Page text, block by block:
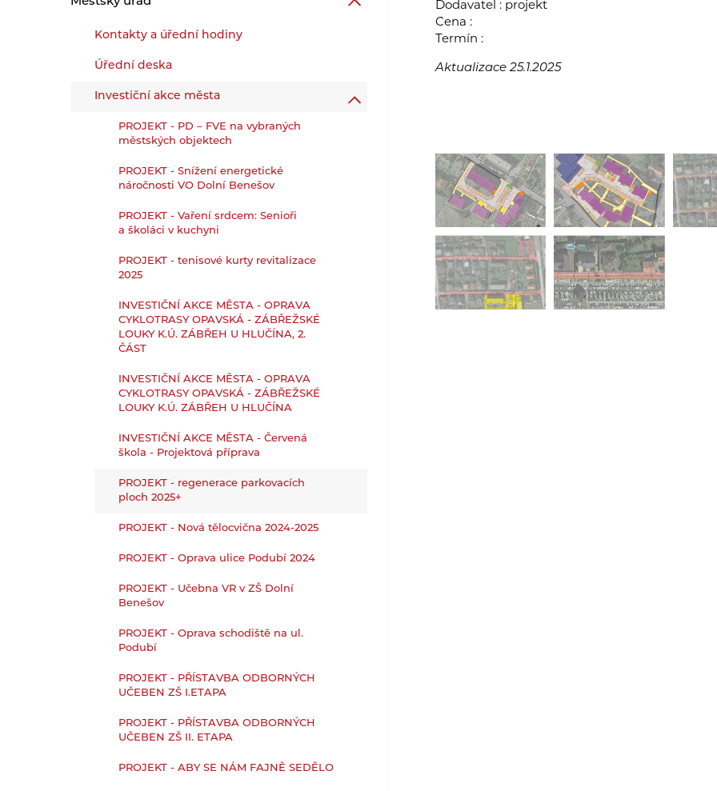
Kontakty a úřední hodiny
Úřední deska
Investiční akce města
PROJEKT - PD – FVE na vybraných
městských objektech
PROJEKT - Snížení energetické
náročnosti VO Dolní Benešov
PROJEKT - Vaření srdcem: Senioři
a školáci v kuchyni
PROJEKT - tenisové kurty revitalizace
2025
INVESTIČNÍ AKCE MĚSTA - OPRAVA
CYKLOTRASY OPAVSKÁ - ZÁBŘEŽSKÉ
LOUKY K.Ú. ZÁBŘEH U HLUČÍNA, 2.
ČÁST
INVESTIČNÍ AKCE MĚSTA - OPRAVA
CYKLOTRASY OPAVSKÁ - ZÁBŘEŽSKÉ
LOUKY K.Ú. ZÁBŘEH U HLUČÍNA
INVESTIČNÍ AKCE MĚSTA - Červená
škola - Projektová příprava
PROJEKT - regenerace parkovacích
ploch 2025+
PROJEKT - Nová tělocvična 2024-2025
PROJEKT - Oprava ulice Podubí 2024
PROJEKT - Učebna VR v ZŠ Dolní
Benešov
PROJEKT - Oprava schodiště na ul.
Podubí
PROJEKT - PŘÍSTAVBA ODBORNÝCH
UČEBEN ZŠ I.ETAPA
PROJEKT - PŘÍSTAVBA ODBORNÝCH
UČEBEN ZŠ II. ETAPA
PROJEKT - ABY SE NÁM FAJNĚ SEDĚLO
Dodavatel : projekt
Cena :
Termín :
Aktualizace 25.1.2025